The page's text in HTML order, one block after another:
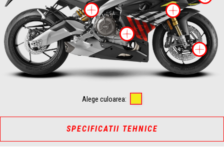
Mai multe
Mai
Mai multe informatii
Alege culoarea:
SPECIFICATII TEHNICE